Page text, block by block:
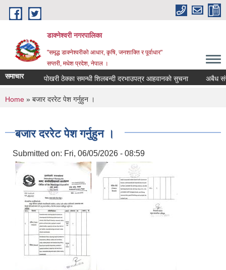
Skip to main content
डाक्नेश्वरी नगरपालिका
"समृद्ध डाक्नेश्वरीको आधार, कृषि, जनशाक्ति र पूर्वाधार"
सप्तरी, मधेश प्रदेश, नेपाल ।
समाचार पोखरी ठेक्का समन्धी शिलबन्दी दरभाउपत्र आहवानकाे सुचना अबैध
You are here
Home » बजार दररेट पेश गर्नुहुन ।
बजार दररेट पेश गर्नुहुन ।
Submitted on: Fri, 06/05/2026 - 08:59